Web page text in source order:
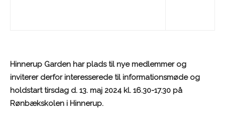
Hinnerup Garden har plads til nye medlemmer og
inviterer derfor interesserede til informationsmøde og
holdstart tirsdag d. 13. maj 2024 kl. 16.30-17.30 på
Rønbækskolen i Hinnerup.